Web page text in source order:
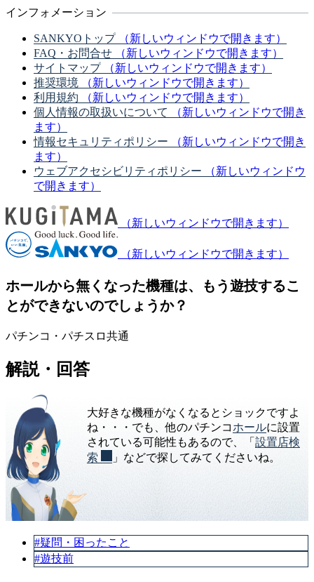
インフォメーション
SANKYOトップ
（新しいウィンドウで開きます）
FAQ・お問合せ
（新しいウィンドウで開きます）
サイトマップ
（新しいウィンドウで開きます）
推奨環境
（新しいウィンドウで開きます）
利用規約
（新しいウィンドウで開きます）
個人情報の取扱いについて
（新しいウィンドウで開き
ます）
情報セキュリティポリシー
（新しいウィンドウで開き
ます）
ウェブアクセシビリティポリシー
（新しいウィンドウ
で開きます）
（新しいウィンドウで開きます）
（新しいウィンドウで開きます）
ホールから無くなった機種は、もう遊技するこ
とができないのでしょうか？
パチンコ・パチスロ共通
解説・回答
大好きな機種がなくなるとショックですよ
ね・・・でも、他のパチンコ ホールに設置
されている可能性もあるので、「 設置店検
索
」などで探してみてくださいね。
#疑問・困ったこと
#遊技前